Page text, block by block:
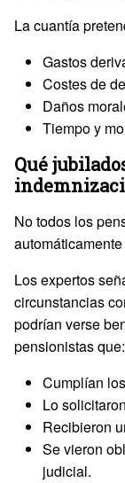
La cuantía
Gastos
Costes de
Daños
Tiempo y
Qué
No todos los
Los expertos
circunstancias
podrían verse
pensionistas que:
Cumplían
Lo
Recibieron
Se vieron
judicial.